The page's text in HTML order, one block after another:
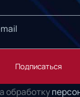
Подписаться
обработку